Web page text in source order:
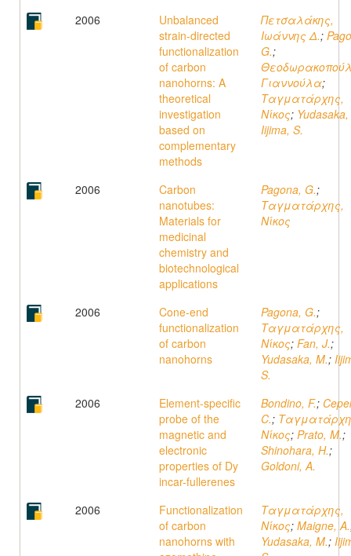
2006
Unbalanced
strain-directed
functionalization
of carbon
nanohorns: A
theoretical
investigation
based on
complementary
methods
Πετσαλάκης,
Ιωάννης Δ.;
G.;
Γιαννούλα;
Ταγματάρχης,
Νίκος;
Iijima, S.
2006
Carbon
nanotubes:
Materials for
medicinal
chemistry and
biotechnological
applications
Pagona, G.;
Ταγματάρχης,
Νίκος
2006
Cone-end
functionalization
of carbon
nanohorns
Pagona, G.;
Ταγματάρχης,
Νίκος; Fan, J.;
Yudasaka, M.;
S.
2006
Element-specific
probe of the
magnetic and
electronic
properties of Dy
incar-fullerenes
Bondino, F.;
C.;
Νίκος; Prato, M.;
Shinohara, H.;
Goldoni, A.
2006
Functionalization
of carbon
nanohorns with
Ταγματάρχης,
Νίκος; Maigne, A.
Yudasaka, M.;